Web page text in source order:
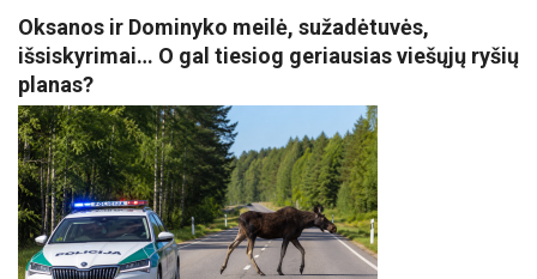
Oksanos ir Dominyko meilė, sužadėtuvės,
išsiskyrimai… O gal tiesiog geriausias viešųjų ryšių
planas?